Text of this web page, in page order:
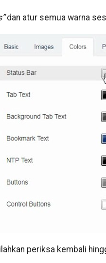
dan atur semua warna
periksa kembali